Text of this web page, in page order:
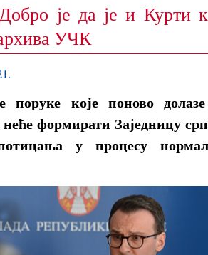
је да је и Курти
УЧК
поруке које поново
формирати Заједницу
у процесу